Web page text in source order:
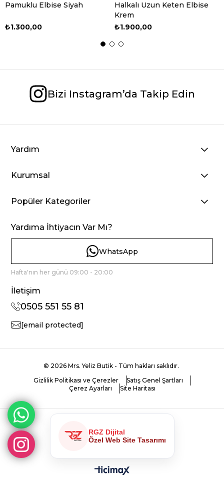
Pamuklu Elbise Siyah
₺1.300,00
Halkalı Uzun Keten Elbise
Krem
₺1.900,00
Bizi Instagram’da Takip Edin
Yardım
Kurumsal
Popüler Kategoriler
Yardıma İhtiyacın Var Mı?
WhatsApp
Hafta'nın her günü 09:00 - 20:00
İletişim
0505 551 55 81
[email protected]
© 2026 Mrs. Yeliz Butik - Tüm hakları saklıdır.
Gizlilik Politikası ve Çerezler
Satış Genel Şartları
Çerez Ayarları
Site Haritası
RGZ Dijital
Özel Web Site Tasarımı